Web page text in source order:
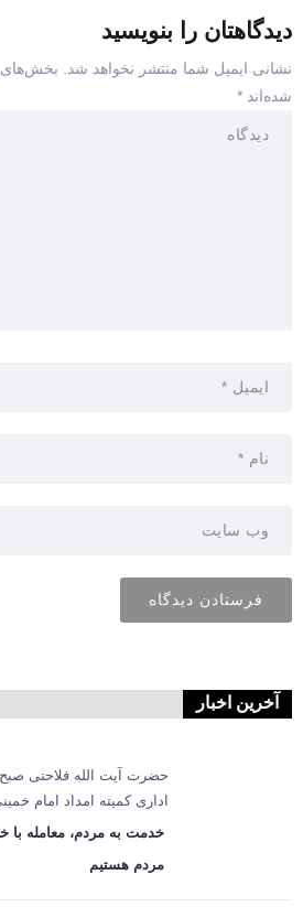
دیدگاهتان را بنویسید
نشانی ایمیل شما منتشر نخواهد شد.
بخش‌های
شده‌اند *
آخرین اخبار
حضرت آیت الله فلاحتی
اداری کمیته امداد امام
خدمت به مردم، معامله
مردم هستیم